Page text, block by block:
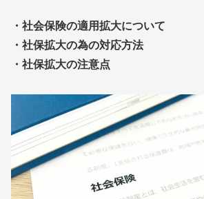
・社会保険の適用拡大について
・社保拡大の為の対応方法
・社保拡大の注意点